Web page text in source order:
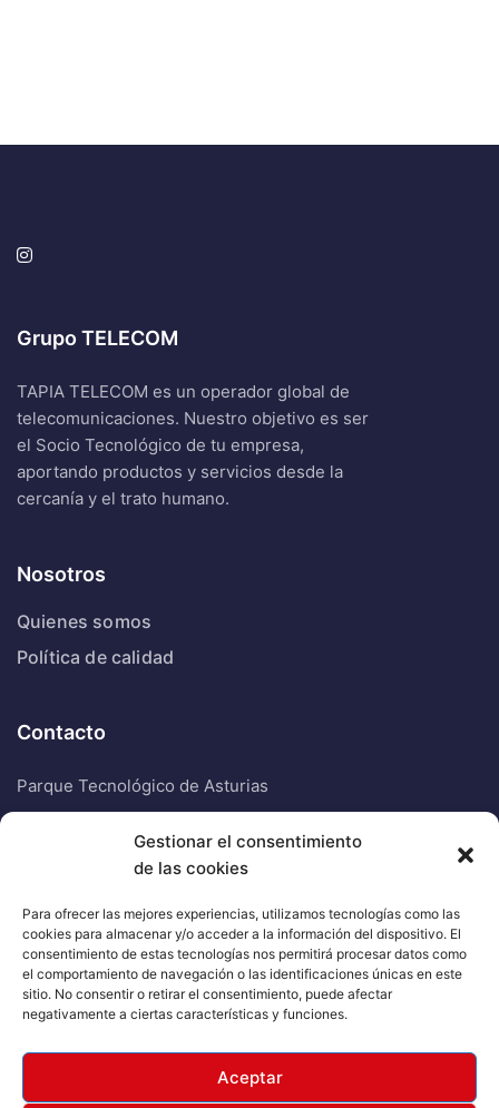
Gestionar el consentimiento
de las cookies
Para ofrecer las mejores experiencias, utilizamos tecnologías como las
cookies para almacenar y/o acceder a la información del dispositivo. El
consentimiento de estas tecnologías nos permitirá procesar datos como
el comportamiento de navegación o las identificaciones únicas en este
sitio. No consentir o retirar el consentimiento, puede afectar
negativamente a ciertas características y funciones.
Aceptar
Grupo TELECOM
TAPIA TELECOM es un operador global de
telecomunicaciones. Nuestro objetivo es ser
el Socio Tecnológico de tu empresa,
aportando productos y servicios desde la
cercanía y el trato humano.
Nosotros
Quienes somos
Política de calidad
Contacto
Parque Tecnológico de Asturias
Edificio Centro Elena 1, oficina SH
985 20 82 19
900 00 17 17
2026 © Tapia Telecom